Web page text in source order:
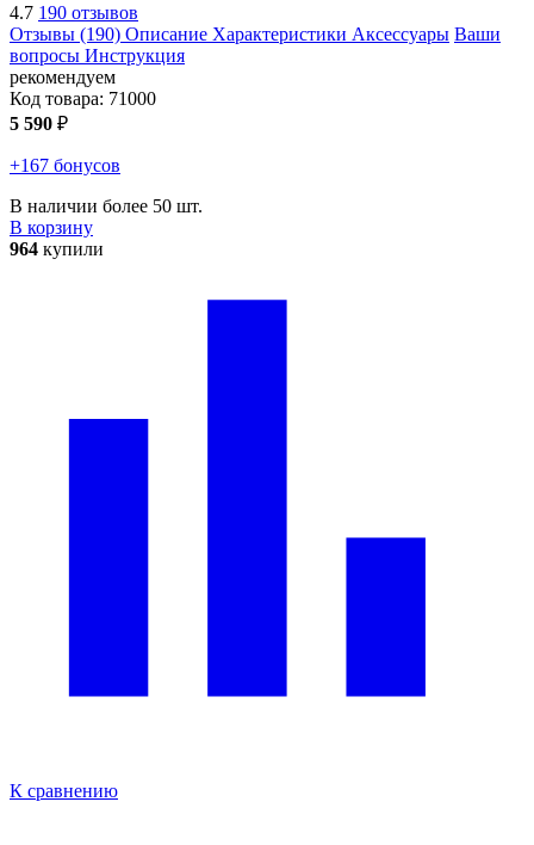
4.7 190 отзывов
Отзывы (190) Описание Характеристики Аксессуары Ваши
вопросы Инструкция
рекомендуем
Код товара: 71000
5 590 ₽
+167 бонусов
В наличии более 50 шт.
В корзину
964 купили
К сравнению